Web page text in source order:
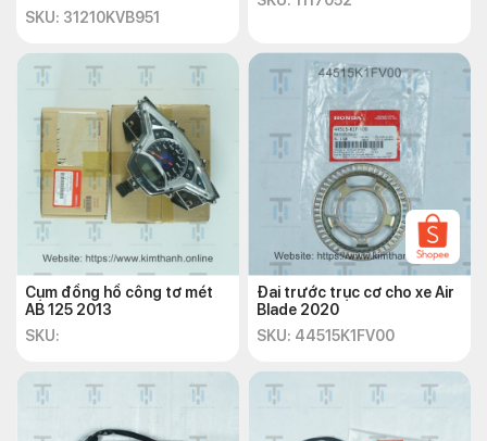
SKU: 31210KVB951
Cụm đồng hồ công tơ mét
AB 125 2013
SKU:
Đai trước trục cơ cho xe Air
Blade 2020
SKU: 44515K1FV00